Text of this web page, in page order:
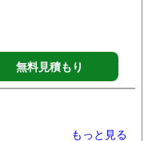
す。探偵の説明は全て調
報告書にも書かれており
写真を確認することもで
ましたが、真実を知るこ
無料見積もり
もっと見る